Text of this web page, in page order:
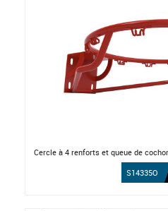
Cercle à 4 renforts et queue de
S14335O